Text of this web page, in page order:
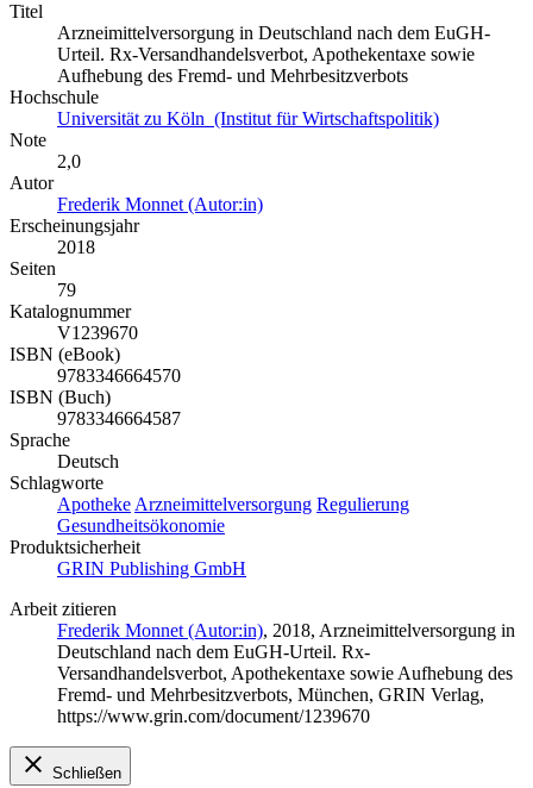
Titel
Arzneimittelversorgung in Deutschland nach dem EuGH-
Urteil. Rx-Versandhandelsverbot, Apothekentaxe sowie
Aufhebung des Fremd- und Mehrbesitzverbots
Hochschule
Universität zu Köln (Institut für Wirtschaftspolitik)
Note
2,0
Autor
Frederik Monnet (Autor:in)
Erscheinungsjahr
2018
Seiten
79
Katalognummer
V1239670
ISBN (eBook)
9783346664570
ISBN (Buch)
9783346664587
Sprache
Deutsch
Schlagworte
Apotheke Arzneimittelversorgung Regulierung
Gesundheitsökonomie
Produktsicherheit
GRIN Publishing GmbH
Arbeit zitieren
Frederik Monnet (Autor:in), 2018, Arzneimittelversorgung in
Deutschland nach dem EuGH-Urteil. Rx-
Versandhandelsverbot, Apothekentaxe sowie Aufhebung des
Fremd- und Mehrbesitzverbots, München, GRIN Verlag,
https://www.grin.com/document/1239670
Schließen